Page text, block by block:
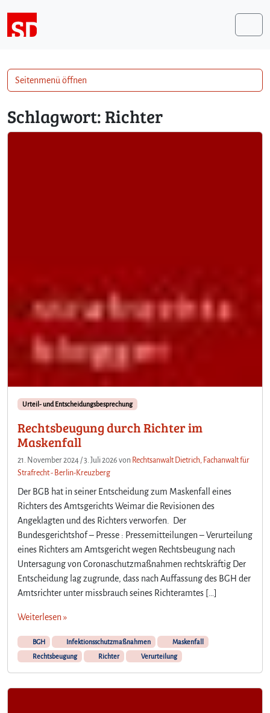
Schlagwort: Richter
Urteil- und Entscheidungsbesprechung
Rechtsbeugung durch Richter im
Maskenfall
21. November 2024 /3. Juli 2026 von Rechtsanwalt Dietrich, Fachanwalt für
Strafrecht - Berlin-Kreuzberg
Der BGB hat in seiner Entscheidung zum Maskenfall eines
Richters des Amtsgerichts Weimar die Revisionen des
Angeklagten und des Richters verworfen. Der
Bundesgerichtshof – Presse : Pressemitteilungen – Verurteilung
eines Richters am Amtsgericht wegen Rechtsbeugung nach
Untersagung von Coronaschutzmaßnahmen rechtskräftig Der
Entscheidung lag zugrunde, dass nach Auffassung des BGH der
Amtsrichter unter missbrauch seines Richteramtes […]
Weiterlesen »
BGH Infektionsschutzmaßnahmen
Maskenfall
Rechtsbeugung
Richter Verurteilung
Seitenmenü öffnen